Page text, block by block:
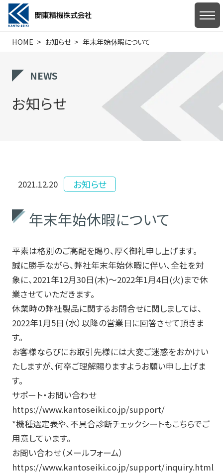
HOME
サポート・お問い合わせ
会社情報
採用情報
特集記事一覧
お知らせ・技術情報
プライバシーポリシー
HOME お知らせ 年末年始休暇について
NEWS
お知らせ
2021.12.20 お知らせ
年末年始休暇について
平素は格別のご高配を賜り、厚く御礼申し上げます。
誠に勝手ながら、弊社年末年始休暇に伴い、全社を対
象に、2021年12月30日(木)～2022年1月4日(火)まで休
業させていただきます。
休業時の弊社製品に関するお問合せに関しましては、
2022年1月5日（水）以降の営業日に回答させて頂きま
す。
お客様ならびにお取引先様には大変ご迷惑をおかけい
たしますが、何卒ご理解賜りますようお願い申し上げま
す。
サポート・お問い合わせ
https://www.kantoseiki.co.jp/support/
*機種選定表や、不具合診断チェックシートもこちらでご
用意しています。
お問い合わせ（メールフォーム）
https://www.kantoseiki.co.jp/support/inquiry.html